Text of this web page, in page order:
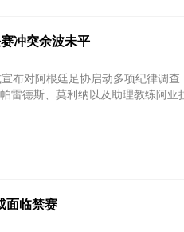
冲突余波未平
布对阿根廷足协启动多项纪律调查
雷德斯、莫利纳以及助理教练阿
面临禁赛